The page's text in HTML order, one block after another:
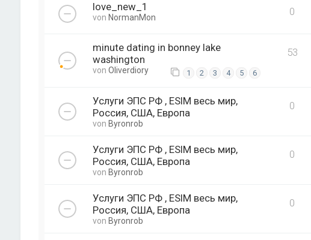
love_new_1
von NormanMon 0
minute dating in bonney lake
washington
von Oliverdiory 1 2 3 4 5 6
53
Услуги ЭПС РФ , ESIM весь мир,
Россия, США, Европа
von Byronrob
0
Услуги ЭПС РФ , ESIM весь мир,
Россия, США, Европа
von Byronrob
0
Услуги ЭПС РФ , ESIM весь мир,
Россия, США, Европа
von Byronrob
0